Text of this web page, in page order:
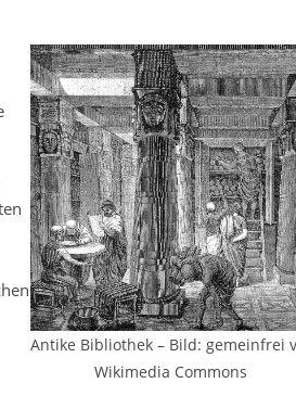
Antike Bibliothek – Bild: gemeinfrei
Wikimedia Commons